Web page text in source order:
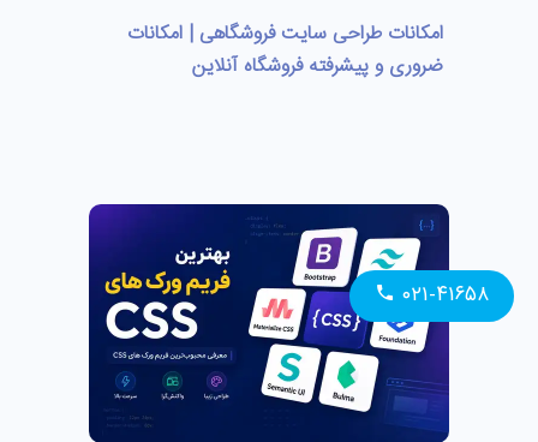
امکانات طراحی سایت فروشگاهی | امکانات
ضروری و پیشرفته فروشگاه آنلاین
۰۲۱-۴۱۶۵۸